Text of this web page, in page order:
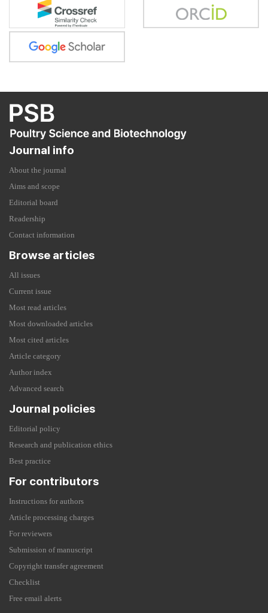
Journal info
About the journal
Aims and scope
Editorial board
Readership
Contact information
Browse articles
All issues
Current issue
Most read articles
Most downloaded articles
Most cited articles
Article category
Author index
Advanced search
Journal policies
Editorial policy
Research and publication ethics
Best practice
For contributors
Instructions for authors
Article processing charges
For reviewers
Submission of manuscript
Copyright transfer agreement
Checklist
Free email alerts